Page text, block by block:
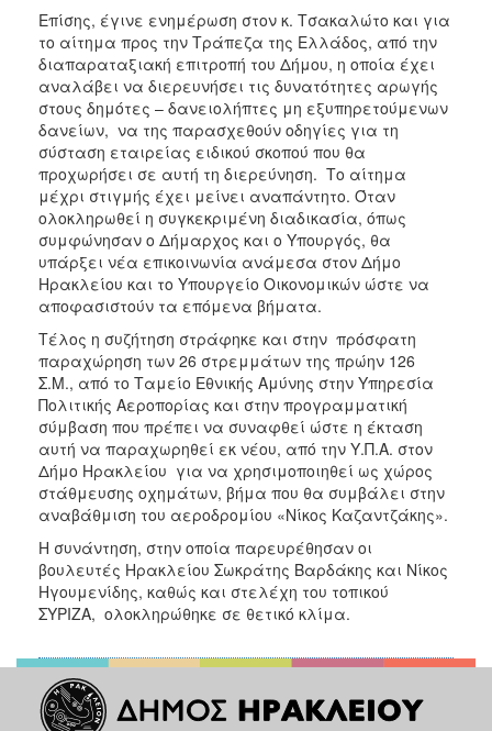
Επίσης, έγινε ενημέρωση στον κ. Τσακαλώτο και για
το αίτημα προς την Τράπεζα της Ελλάδος, από την
διαπαραταξιακή επιτροπή του Δήμου, η οποία έχει
αναλάβει να διερευνήσει τις δυνατότητες αρωγής
στους δημότες – δανειολήπτες μη εξυπηρετούμενων
δανείων, να της παρασχεθούν οδηγίες για τη
σύσταση εταιρείας ειδικού σκοπού που θα
προχωρήσει σε αυτή τη διερεύνηση. Το αίτημα
μέχρι στιγμής έχει μείνει αναπάντητο. Όταν
ολοκληρωθεί η συγκεκριμένη διαδικασία, όπως
συμφώνησαν ο Δήμαρχος και ο Υπουργός, θα
υπάρξει νέα επικοινωνία ανάμεσα στον Δήμο
Ηρακλείου και το Υπουργείο Οικονομικών ώστε να
αποφασιστούν τα επόμενα βήματα.
Τέλος η συζήτηση στράφηκε και στην πρόσφατη
παραχώρηση των 26 στρεμμάτων της πρώην 126
Σ.Μ., από το Ταμείο Εθνικής Αμύνης στην Υπηρεσία
Πολιτικής Αεροπορίας και στην προγραμματική
σύμβαση που πρέπει να συναφθεί ώστε η έκταση
αυτή να παραχωρηθεί εκ νέου, από την Υ.Π.Α. στον
Δήμο Ηρακλείου για να χρησιμοποιηθεί ως χώρος
στάθμευσης οχημάτων, βήμα που θα συμβάλει στην
αναβάθμιση του αεροδρομίου «Νίκος Καζαντζάκης».
Η συνάντηση, στην οποία παρευρέθησαν οι
βουλευτές Ηρακλείου Σωκράτης Βαρδάκης και Νίκος
Ηγουμενίδης, καθώς και στελέχη του τοπικού
ΣΥΡΙΖΑ, ολοκληρώθηκε σε θετικό κλίμα.